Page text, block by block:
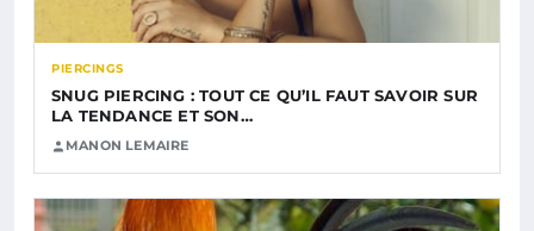
PIERCINGS
SNUG PIERCING : TOUT CE QU’IL FAUT SAVOIR SUR
LA TENDANCE ET SON…
MANON LEMAIRE